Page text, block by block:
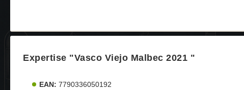
Expertise "Vasco Viejo Malbec 2021 "
EAN: 7790336050192